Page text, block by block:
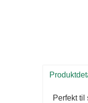
Perfekt